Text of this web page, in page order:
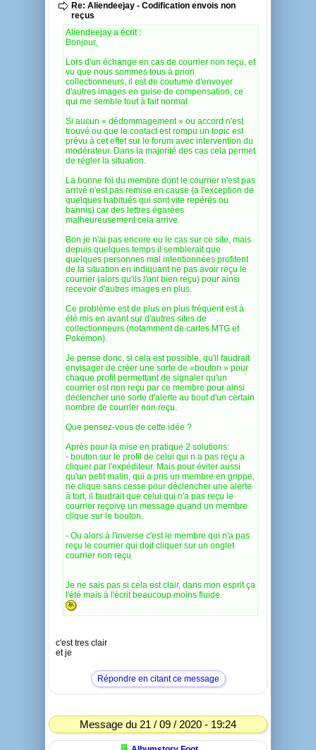
Re: Aliendeejay - Codification envois non
reçus
Aliendeejay a écrit :
Bonjour,
Lors d'un échange en cas de courrier non reçu, et
vu que nous sommes tous à priori
collectionneurs, il est de coutume d'envoyer
d'autres images en guise de compensation, ce
qui me semble tout à fait normal.
Si aucun « dédommagement » ou accord n'est
trouvé ou que le contact est rompu un topic est
prévu à cet effet sur le forum avec intervention du
modérateur. Dans la majorité des cas cela permet
de régler la situation.
La bonne foi du membre dont le courrier n'est pas
arrivé n'est pas remise en cause (a l'exception de
quelques habitués qui sont vite repérés ou
bannis) car des lettres égarées
malheureusement cela arrive.
Bon je n'ai pas encore eu le cas sur ce site, mais
depuis quelques temps il semblerait que
quelques personnes mal intentionnées profitent
de la situation en indiquant ne pas avoir reçu le
courrier (alors qu'ils l'ont bien reçu) pour ainsi
recevoir d'autres images en plus.
Ce problème est de plus en plus fréquent est à
été mis en avant sur d'autres sites de
collectionneurs (notamment de cartes MTG et
Pokémon).
Je pense donc, si cela est possible, qu'il faudrait
envisager de créer une sorte de «bouton » pour
chaque profil permettant de signaler qu'un
courrier est non reçu par ce membre pour ainsi
déclencher une sorte d'alerte au bout d'un certain
nombre de courrier non reçu.
Que pensez-vous de cette idée ?
Après pour la mise en pratique 2 solutions:
- bouton sur le profil de celui qui n a pas reçu a
cliquer par l'expéditeur. Mais pour éviter aussi
qu'un petit malin, qui a pris un membre en grippe,
ne clique sans cesse pour déclencher une alerte
à tort, il faudrait que celui qui n'a pas reçu le
courrier reçoive un message quand un membre
clique sur le bouton.
- Ou alors à l'inverse c'est le membre qui n'a pas
reçu le courrier qui doit cliquer sur un onglet
courrier non reçu
Je ne sais pas si cela est clair, dans mon esprit ça
l'été mais à l'écrit beaucoup moins fluide.
c'est tres clair
et je
Répondre en citant ce message
Message du 21 / 09 / 2020 - 19:24